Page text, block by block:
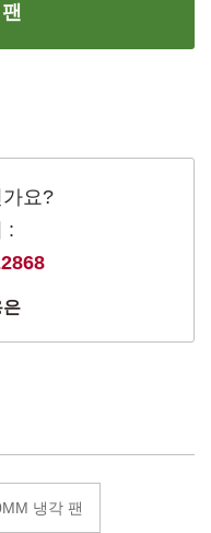
요?
:
은
냉각 팬